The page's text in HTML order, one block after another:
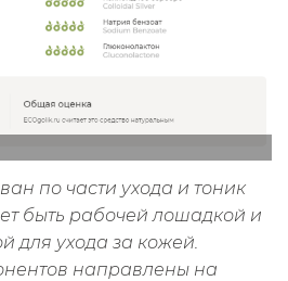
по части ухода и тоник
быть рабочей лошадкой и
для ухода за кожей.
направлены на